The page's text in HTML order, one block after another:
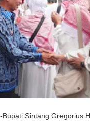
Bupati Sintang Gregorius